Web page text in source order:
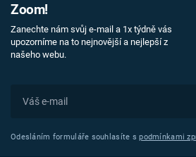
Zoom!
Zanechte nám svůj e-mail a 1x týdně vás
upozorníme na to nejnovější a nejlepší z
našeho webu.
Odesláním formuláře souhlasíte spodmínkami